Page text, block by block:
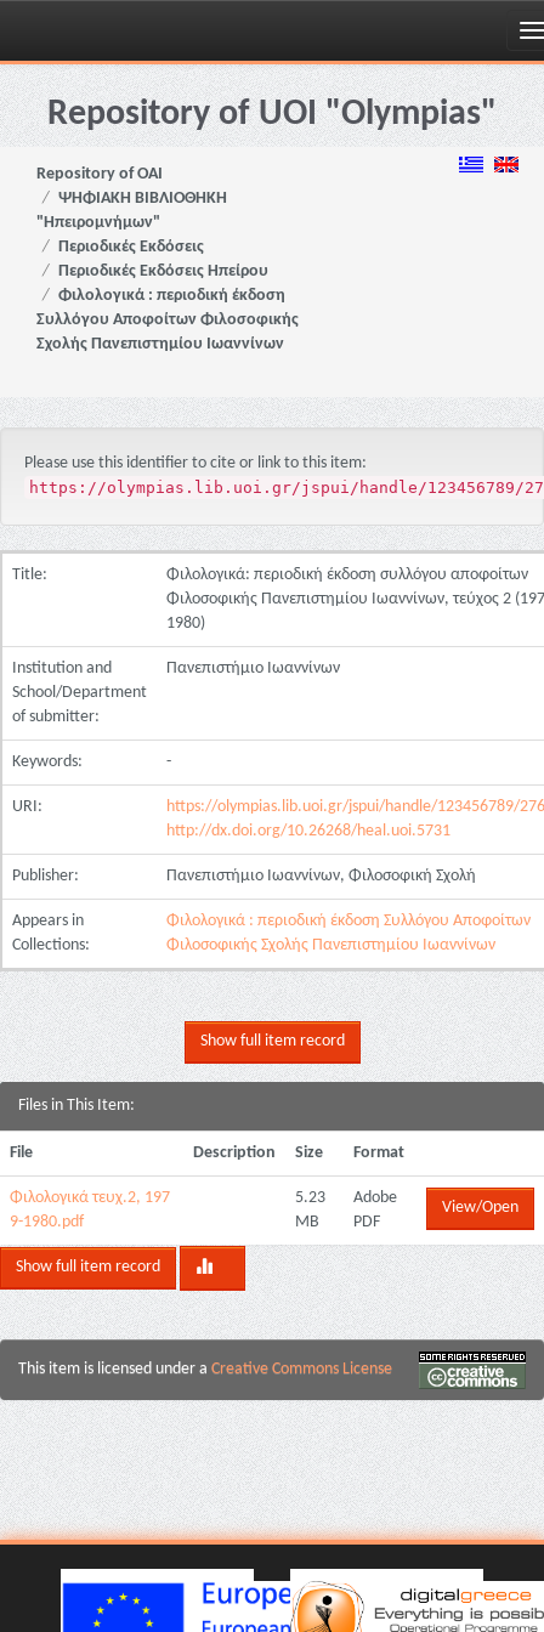
Skip
navigationRepository of UOI "Olympias"
Repository of OAI
ΨΗΦΙΑΚΗ ΒΙΒΛΙΟΘΗΚΗ
"Ηπειρομνήμων"
Περιοδικές Εκδόσεις
Περιοδικές Εκδόσεις Ηπείρου
Φιλολογικά : περιοδική έκδοση
Συλλόγου Αποφοίτων Φιλοσοφικής
Σχολής Πανεπιστημίου Ιωαννίνων
Please use this identifier to cite or link to this item:
https://olympias.lib.uoi.gr/jspui/handle/123456789/
Title:
Φιλολογικά: περιοδική έκδοση συλλόγου αποφοίτων
Φιλοσοφικής Πανεπιστημίου Ιωαννίνων, τεύχος 2
1980)
Institution and
School/Department
of submitter:
Πανεπιστήμιο Ιωαννίνων
Keywords: -
URI:
https://olympias.lib.uoi.gr/jspui/handle/123456789/
http://dx.doi.org/10.26268/heal.uoi.5731
Publisher: Πανεπιστήμιο Ιωαννίνων, Φιλοσοφική Σχολή
Appears in
Collections:
Φιλολογικά : περιοδική έκδοση Συλλόγου Αποφοίτων
Φιλοσοφικής Σχολής Πανεπιστημίου Ιωαννίνων
Show full item record
Files in This Item:
File Description Size Format
Φιλολογικά τευχ.2, 197
9-1980.pdf
5.23
MB
Adobe
PDF
View/Open
Show full item record
This item is licensed under a Creative Commons License